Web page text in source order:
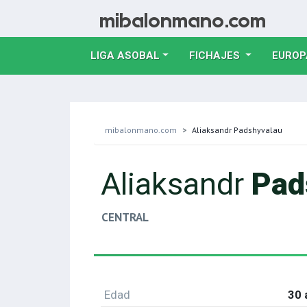
LIGA ASOBAL FICHAJES
mibalonmano.com Aliaksandr Padshyvalau
Aliaksandr
CENTRAL
Edad 30